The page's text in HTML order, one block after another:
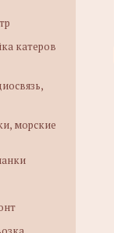
катеров
морские